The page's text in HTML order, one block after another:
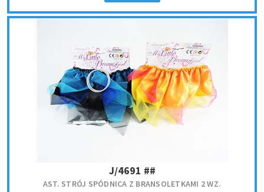
J/4691 ##
AST. STRÓJ SPÓDNICA Z BRANSOLETKAMI 2 WZ.